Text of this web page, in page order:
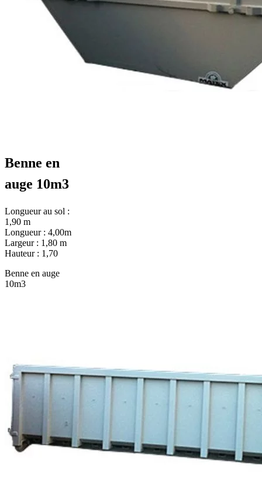
Benne en
auge 10m3
Longueur au sol :
1,90 m
Longueur : 4,00m
Largeur : 1,80 m
Hauteur : 1,70
Benne en auge
10m3